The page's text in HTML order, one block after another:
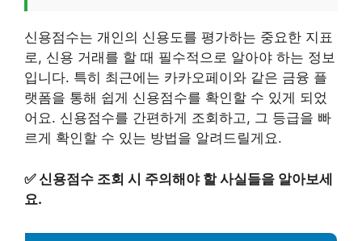
신용점수는 개인의 신용도를 평가하는 중요한 지표
로, 신용 거래를 할 때 필수적으로 알아야 하는 정보
입니다. 특히 최근에는 카카오페이와 같은 금융 플
랫폼을 통해 쉽게 신용점수를 확인할 수 있게 되었
어요. 신용점수를 간편하게 조회하고, 그 등급을 빠
르게 확인할 수 있는 방법을 알려드릴게요.
✅신용점수 조회 시 주의해야 할 사실들을 알아보세
요.